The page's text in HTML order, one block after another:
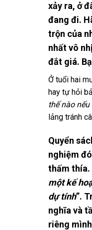
xảy ra, ở
đang đi.
trộn của
nhất vô
đắt giá.
Ở tuổi hai
hay tự hỏi
thế nào
lảng tránh
Quyển
nghiệm
thấm thía.
một kế
dự tính”.
nghĩa và
riêng